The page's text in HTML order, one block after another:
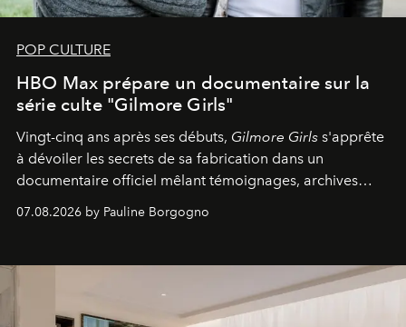
POP CULTURE
HBO Max prépare un documentaire sur la
série culte "Gilmore Girls"
Vingt-cinq ans après ses débuts, Gilmore Girls s'apprête
à dévoiler les secrets de sa fabrication dans un
documentaire officiel mêlant témoignages, archives
inédites et plongée dans les coulisses d'un phénomène
générationnel.
07.08.2026 by Pauline Borgogno